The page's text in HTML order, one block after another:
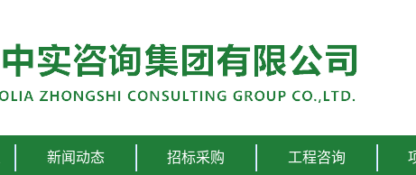
新闻动态 招标采购 工程咨询